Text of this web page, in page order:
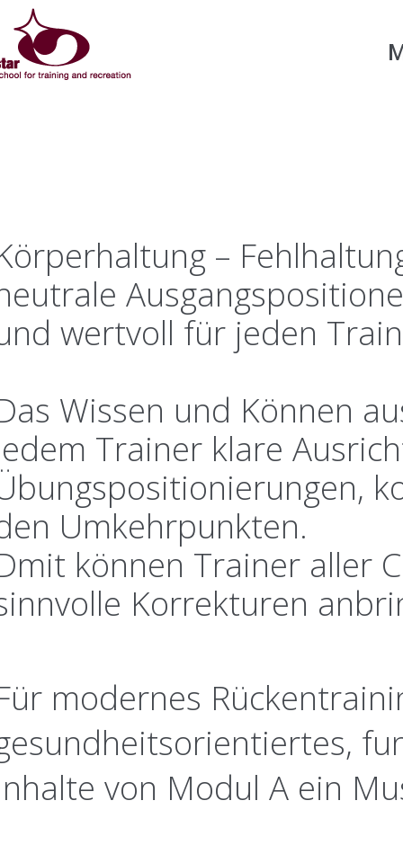
–
wertvoll für jeden
Wissen und Können
Trainer klare
Umkehrpunkten.
können Trainer aller
Korrekturen
modernes
von Modul A ein